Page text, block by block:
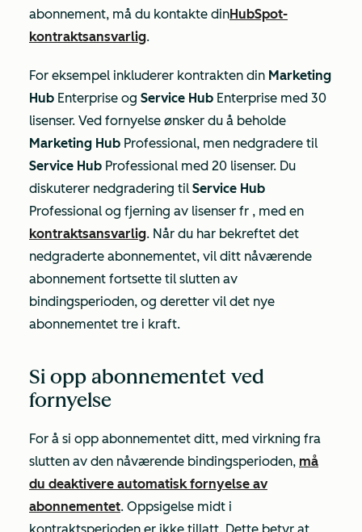
abonnement, må du kontakte dinHubSpot-
kontraktsansvarlig.
For eksempel inkluderer kontrakten din Marketing
Hub Enterprise og Service Hub Enterprise med 30
lisenser. Ved fornyelse ønsker du å beholde
Marketing Hub Professional, men nedgradere til
Service Hub Professional med 20 lisenser. Du
diskuterer nedgradering til Service Hub
Professional og fjerning av lisenser fr , med en
kontraktsansvarlig. Når du har bekreftet det
nedgraderte abonnementet, vil ditt nåværende
abonnement fortsette til slutten av
bindingsperioden, og deretter vil det nye
abonnementet tre i kraft.
Si opp abonnementet ved
fornyelse
For å si opp abonnementet ditt, med virkning fra
slutten av den nåværende bindingsperioden, må
du deaktivere automatisk fornyelse av
abonnementet. Oppsigelse midt i